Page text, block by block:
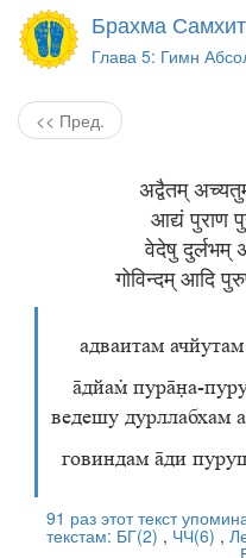
Брахма
Глава 5: Гимн
<< Пред.
अद्वैतम्
आद्यं पुराण
वेदेषु दुर्लभम्
गोविन्दम् आदि
адваитам
дйа пура-
ведешу дурллабхам
говиндам ди
91 раз этот текст
текстам: БГ(2) , ЧЧ(6) ,